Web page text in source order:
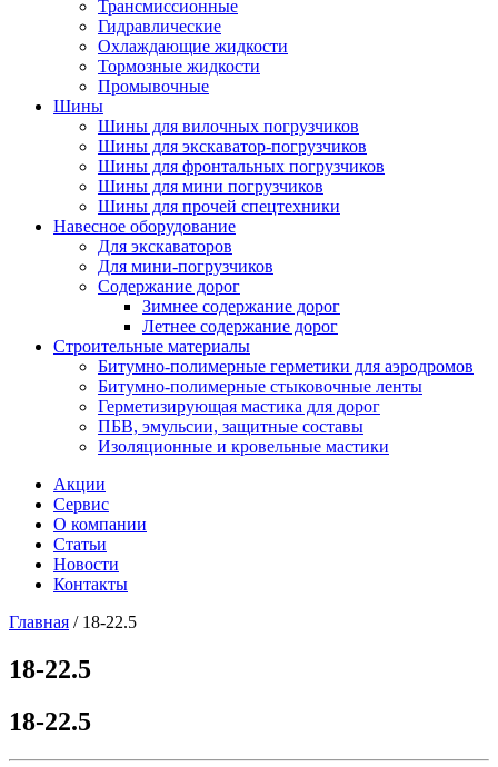
Трансмиссионные
Гидравлические
Охлаждающие жидкости
Тормозные жидкости
Промывочные
Шины
Шины для вилочных погрузчиков
Шины для экскаватор-погрузчиков
Шины для фронтальных погрузчиков
Шины для мини погрузчиков
Шины для прочей спецтехники
Навесное оборудование
Для экскаваторов
Для мини-погрузчиков
Содержание дорог
Зимнее содержание дорог
Летнее содержание дорог
Строительные материалы
Битумно-полимерные герметики для аэродромов
Битумно-полимерные стыковочные ленты
Герметизирующая мастика для дорог
ПБВ, эмульсии, защитные составы
Изоляционные и кровельные мастики
Акции
Сервис
О компании
Статьи
Новости
Контакты
Главная / 18-22.5
18-22.5
18-22.5